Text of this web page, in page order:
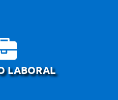
LABORAL